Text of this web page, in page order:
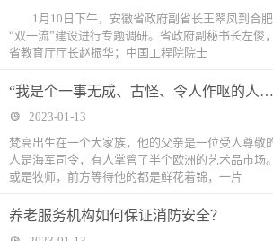
1月10日下午，安徽省政府副省长王翠凤到合肥
“双一流”建设进行专题调研。省政府副秘书长左俊
省教育厅厅长赵振华；中国工程院院士
“我是个一事无成、古怪、令人作呕的人
2023-01-13
梵高出生在一个大家族，他的父亲是一位受人尊敬
人是海军司令，有人掌管了半个欧洲的艺术品市场
或是牧师，前方等待他的都是鲜花着锦，一片
养老服务机构如何保证消防安全？